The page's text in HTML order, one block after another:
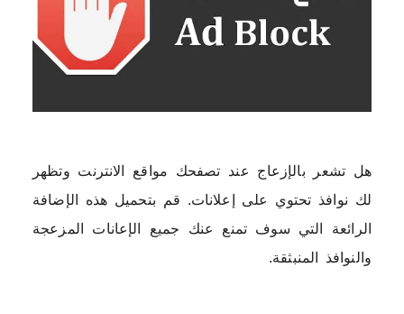
هل تشعر بالإزعاج عند تصفحك مواقع الانترنت وتظهر
لك نوافذ تحتوي على إعلانات. قم بتحميل هذه الإضافة
الرائعة التي سوف تمنع عنك جميع الإعانات المزعجة
والنوافذ المنبثقة.